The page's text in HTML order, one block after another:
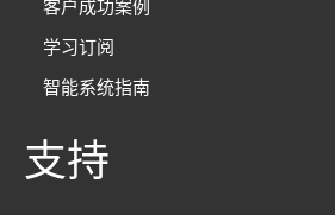
客户成功案例
学习订阅
智能系统指南
支持